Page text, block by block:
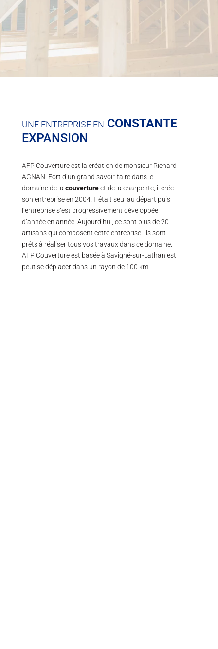
NOUS APPELER
UNE ENTREPRISE EN CONSTANTE
EXPANSION
AFP Couverture est la création de monsieur Richard
AGNAN. Fort d’un grand savoir-faire dans le
domaine de la couvertureet de la charpente, il crée
son entreprise en 2004. Il était seul au départ puis
l’entreprise s’est progressivement développée
d’année en année. Aujourd’hui, ce sont plus de 20
artisans qui composent cette entreprise. Ils sont
prêts à réaliser tous vos travaux dans ce domaine.
AFP Couverture est basée à Savigné-sur-Lathan est
peut se déplacer dans un rayon de 100 km.